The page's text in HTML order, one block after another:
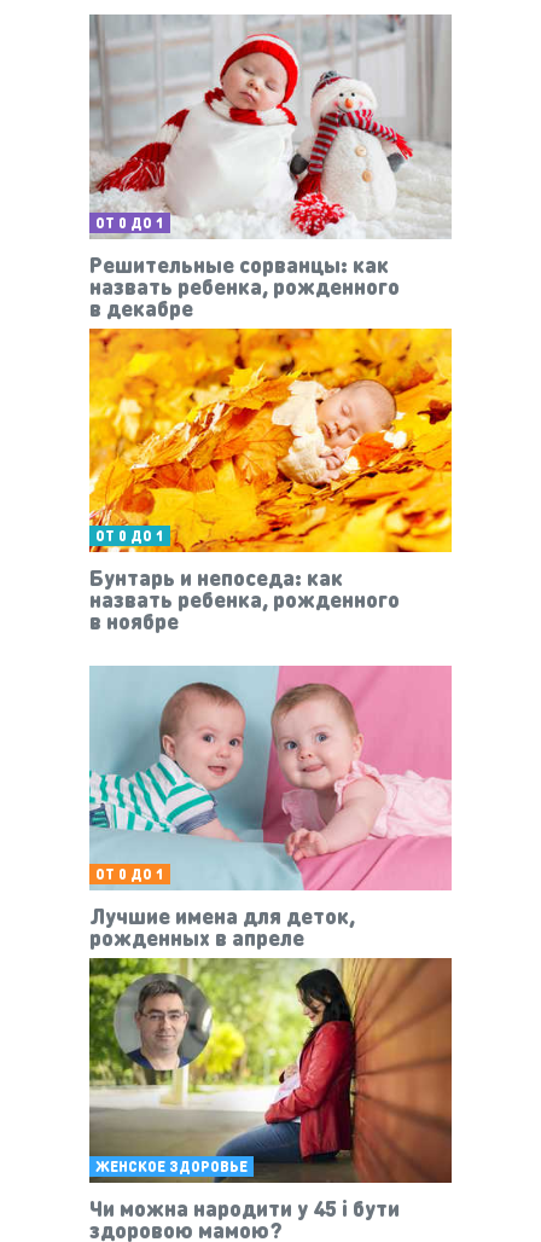
ОТ 0 ДО 1
Решительные сорванцы: как
назвать ребенка, рожденного
в декабре
ОТ 0 ДО 1
Бунтарь и непоседа: как
назвать ребенка, рожденного
в ноябре
ОТ 0 ДО 1
Лучшие имена для деток,
рожденных в апреле
ЖЕНСКОЕ ЗДОРОВЬЕ
Чи можна народити у 45 і бути
здоровою мамою?